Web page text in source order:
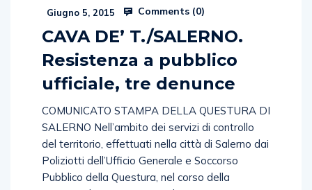
Giugno 5, 2015 Comments (0)
CAVA DE’ T./SALERNO.
Resistenza a pubblico
ufficiale, tre denunce
COMUNICATO STAMPA DELLA QUESTURA DI
SALERNO Nell’ambito dei servizi di controllo
del territorio, effettuati nella città di Salerno dai
Poliziotti dell’Ufficio Generale e Soccorso
Pubblico della Questura, nel corso della